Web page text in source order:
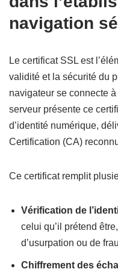
navigation
Le certificat SSL est
validité et la sécurité du
navigateur se connecte
serveur présente ce
d’identité numérique,
Certification (CA)
Ce certificat remplit
Vérification de
celui qu’il prétend
d’usurpation ou de
Chiffrement des